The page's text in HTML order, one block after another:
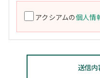
アクシアムの個人情